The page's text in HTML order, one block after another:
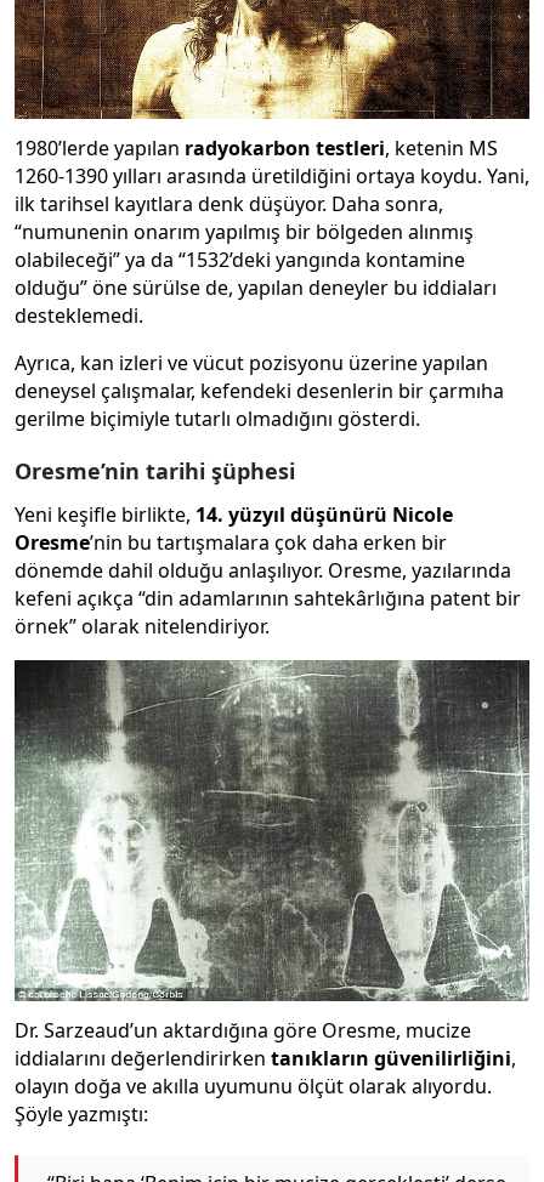
1980’lerde yapılan radyokarbon testleri, ketenin MS
1260-1390 yılları arasında üretildiğini ortaya koydu. Yani,
ilk tarihsel kayıtlara denk düşüyor. Daha sonra,
“numunenin onarım yapılmış bir bölgeden alınmış
olabileceği” ya da “1532’deki yangında kontamine
olduğu” öne sürülse de, yapılan deneyler bu iddiaları
desteklemedi.
Ayrıca, kan izleri ve vücut pozisyonu üzerine yapılan
deneysel çalışmalar, kefendeki desenlerin bir çarmıha
gerilme biçimiyle tutarlı olmadığını gösterdi.
Oresme’nin tarihi şüphesi
Yeni keşifle birlikte, 14. yüzyıl düşünürü Nicole
Oresme’nin bu tartışmalara çok daha erken bir
dönemde dahil olduğu anlaşılıyor. Oresme, yazılarında
kefeni açıkça “din adamlarının sahtekârlığına patent bir
örnek” olarak nitelendiriyor.
Dr. Sarzeaud’un aktardığına göre Oresme, mucize
iddialarını değerlendirirken tanıkların güvenilirliğini,
olayın doğa ve akılla uyumunu ölçüt olarak alıyordu.
Şöyle yazmıştı: